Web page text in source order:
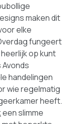
maken dit
elke
fungeert
op kunt
handelingen
wie regelmatig
heeft.
een slimme